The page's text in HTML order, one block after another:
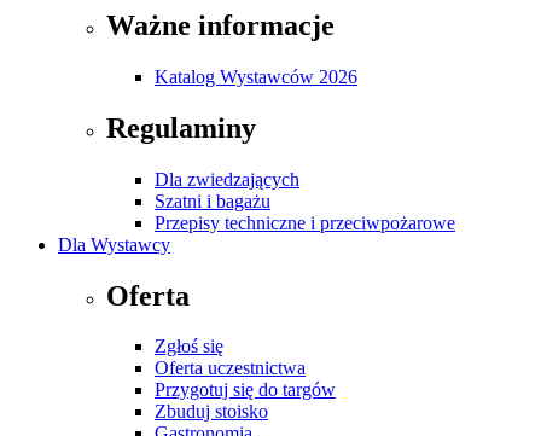
Ważne informacje
Katalog Wystawców 2026
Regulaminy
Dla zwiedzających
Szatni i bagażu
Przepisy techniczne i przeciwpożarowe
Dla Wystawcy
Oferta
Zgłoś się
Oferta uczestnictwa
Przygotuj się do targów
Zbuduj stoisko